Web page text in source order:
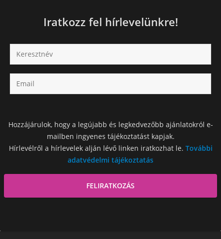
Iratkozz fel hírlevelünkre!
Hozzájárulok, hogy a legújabb és legkedvezőbb ajánlatokról e-
mailben ingyenes tájékoztatást kapjak.
Hírlevélről a hírlevelek alján lévő linken iratkozhat le. További
adatvédelmi tájékoztatás